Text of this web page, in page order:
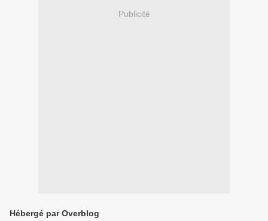
Publicité
Hébergé par Overblog